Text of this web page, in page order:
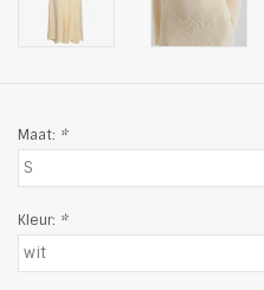
Maat: *
Kleur: *